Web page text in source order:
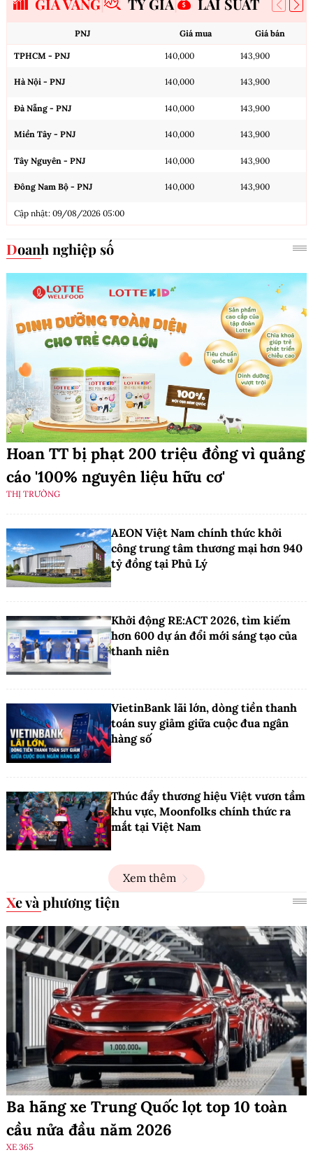
PNJ Giá mua Giá bán
TPHCM - PNJ 140,000 143,900
Hà Nội - PNJ 140,000 143,900
Đà Nẵng - PNJ 140,000 143,900
Miền Tây - PNJ 140,000 143,900
Tây Nguyên - PNJ 140,000 143,900
Đông Nam Bộ - PNJ 140,000 143,900
Cập nhật: 09/08/2026 05:00
Doanh nghiệp số
Hoan TT bị phạt 200 triệu đồng vì quảng
cáo '100% nguyên liệu hữu cơ'
THỊ TRƯỜNG
AEON Việt Nam chính thức khởi
công trung tâm thương mại hơn 940
tỷ đồng tại Phủ Lý
Khởi động RE:ACT 2026, tìm kiếm
hơn 600 dự án đổi mới sáng tạo của
thanh niên
VietinBank lãi lớn, dòng tiền thanh
toán suy giảm giữa cuộc đua ngân
hàng số
Thúc đẩy thương hiệu Việt vươn tầm
khu vực, Moonfolks chính thức ra
mắt tại Việt Nam
Xem thêm
Xe và phương tiện
Ba hãng xe Trung Quốc lọt top 10 toàn
cầu nửa đầu năm 2026
XE 365